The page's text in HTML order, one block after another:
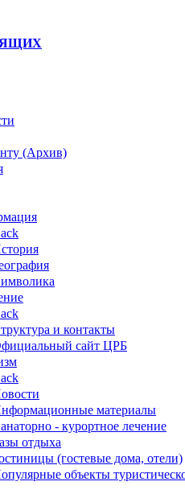
(Архив)
и контакты
сайт ЦРБ
материалы
- курортное лечение
отдыха
(гостевые дома, отели)
объекты